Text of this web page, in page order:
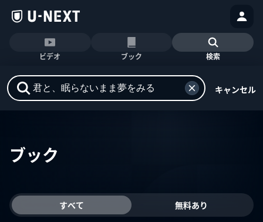
ビデオ ブック 検索
キャンセル
ブック
すべて 無料あり